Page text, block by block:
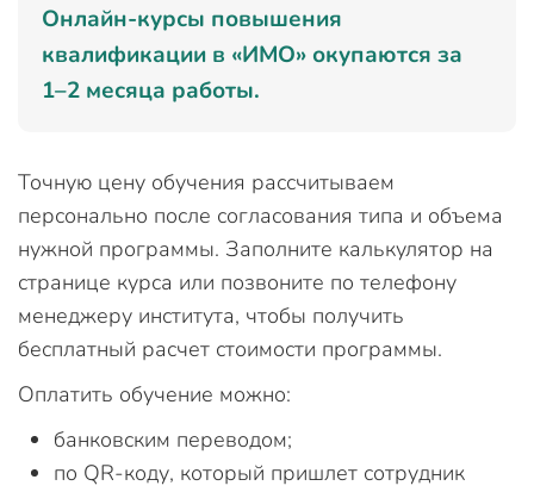
Онлайн-курсы повышения
квалификации в «ИМО» окупаются за
1–2 месяца работы.
Точную цену обучения рассчитываем
персонально после согласования типа и объема
нужной программы. Заполните калькулятор на
странице курса или позвоните по телефону
менеджеру института, чтобы получить
бесплатный расчет стоимости программы.
Оплатить обучение можно:
банковским переводом;
по QR-коду, который пришлет сотрудник